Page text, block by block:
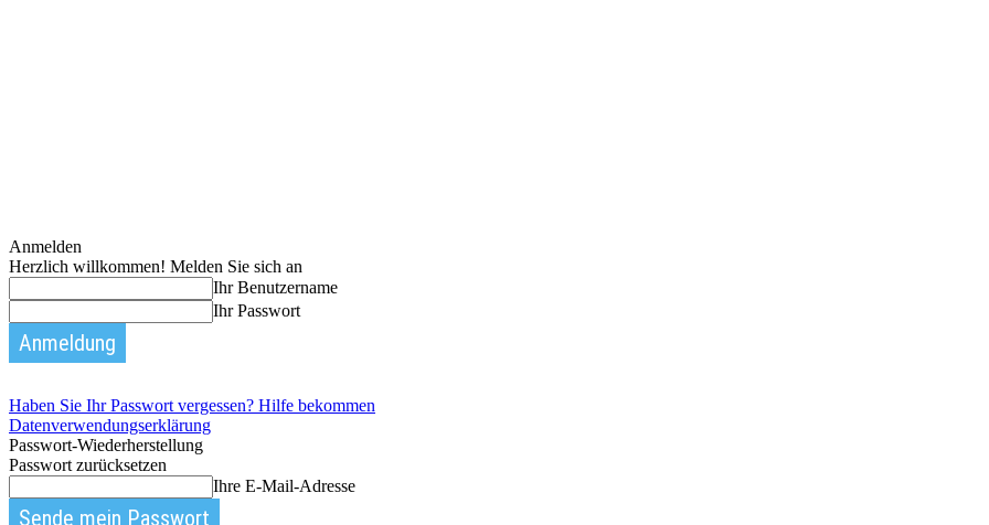
Anmelden
Herzlich willkommen! Melden Sie sich an
Ihr Benutzername
Ihr Passwort
Haben Sie Ihr Passwort vergessen? Hilfe bekommen
Datenverwendungserklärung
Passwort-Wiederherstellung
Passwort zurücksetzen
Ihre E-Mail-Adresse